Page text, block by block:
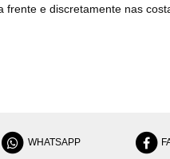
frente e discretamente nas
WHATSAPP